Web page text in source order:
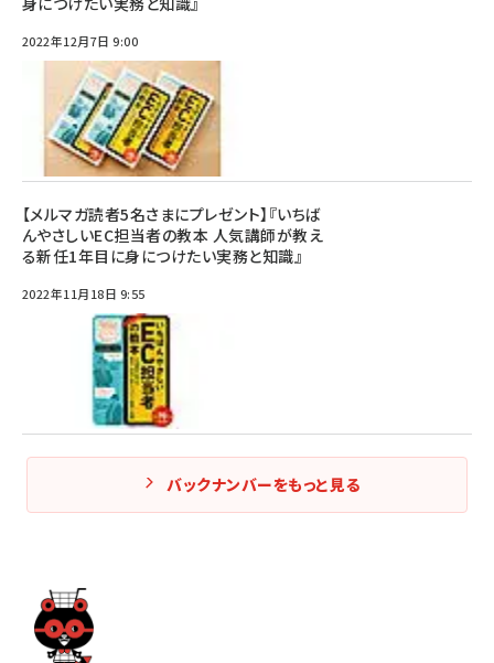
2022年12月7日 9:00
【メルマガ読者5名さまにプレゼント】『いちば
んやさしいEC担当者の教本 人気講師が教え
る新任1年目に身につけたい実務と知識』
2022年11月18日 9:55
バックナンバーをもっと見る